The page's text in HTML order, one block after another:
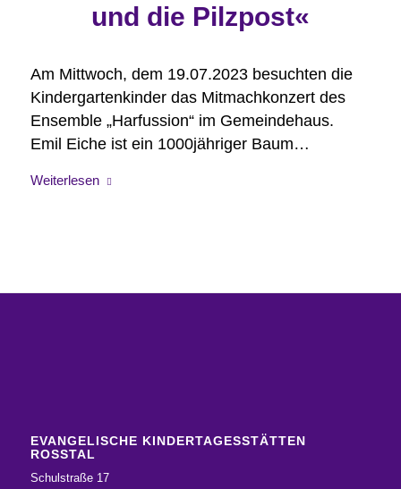
und die Pilzpost«
Am Mittwoch, dem 19.07.2023 besuchten die
Kindergartenkinder das Mitmachkonzert des
Ensemble „Harfussion“ im Gemeindehaus.
Emil Eiche ist ein 1000jähriger Baum…
Weiterlesen
EVANGELISCHE KINDERTAGESSTÄTTEN
ROSSTAL
Schulstraße 17